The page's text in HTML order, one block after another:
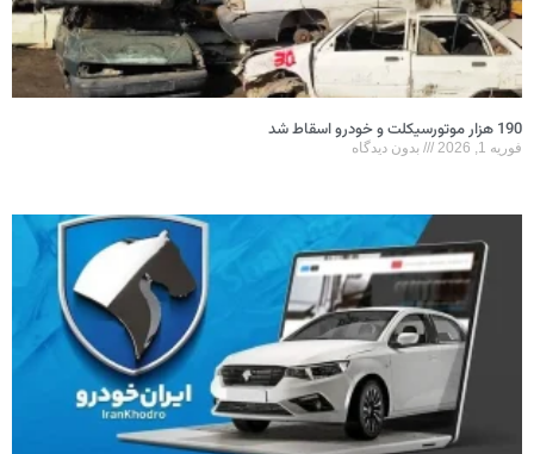
190 هزار موتورسیکلت و خودرو اسقاط شد
فوریه 1, 2026 بدون دیدگاه